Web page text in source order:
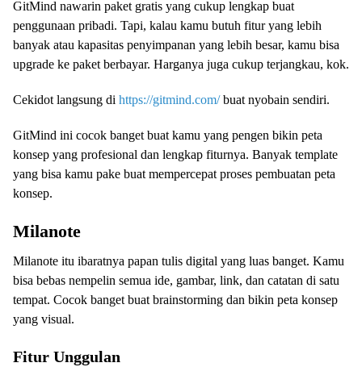
GitMind nawarin paket gratis yang cukup lengkap buat
penggunaan pribadi. Tapi, kalau kamu butuh fitur yang lebih
banyak atau kapasitas penyimpanan yang lebih besar, kamu bisa
upgrade ke paket berbayar. Harganya juga cukup terjangkau, kok.
Cekidot langsung di https://gitmind.com/buat nyobain sendiri.
GitMind ini cocok banget buat kamu yang pengen bikin peta
konsep yang profesional dan lengkap fiturnya. Banyak template
yang bisa kamu pake buat mempercepat proses pembuatan peta
konsep.
Milanote
Milanote itu ibaratnya papan tulis digital yang luas banget. Kamu
bisa bebas nempelin semua ide, gambar, link, dan catatan di satu
tempat. Cocok banget buat brainstorming dan bikin peta konsep
yang visual.
Fitur Unggulan